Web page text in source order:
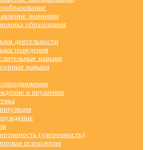
знаниями
образования
деятельности
поведения
навыки
навыки
и внушение
(уверенность)
психология